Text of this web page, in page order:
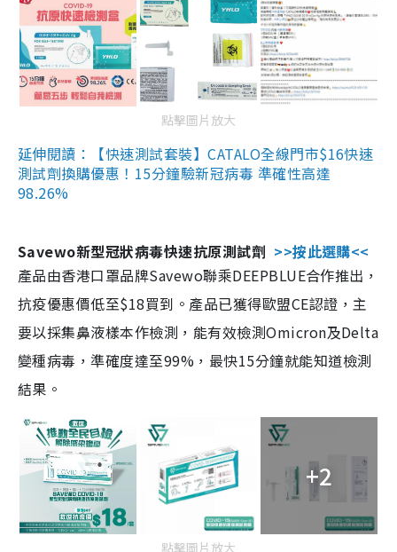
點擊圖片放大
延伸閱讀：【快速測試套裝】CATALO全線門市$16快速
測試劑換購優惠！15分鐘驗新冠病毒 準確性高達
98.26%
Savewo新型冠狀病毒快速抗原測試劑 >>按此選購<<
產品由香港口罩品牌Savewo聯乘DEEPBLUE合作推出，
抗疫優惠價低至$18買到。產品已獲得歐盟CE認證，主
要以採集鼻液樣本作檢測，能有效檢測Omicron及Delta
變種病毒，準確度達至99%，最快15分鐘就能知道檢測
結果。
+2
點擊圖片放大